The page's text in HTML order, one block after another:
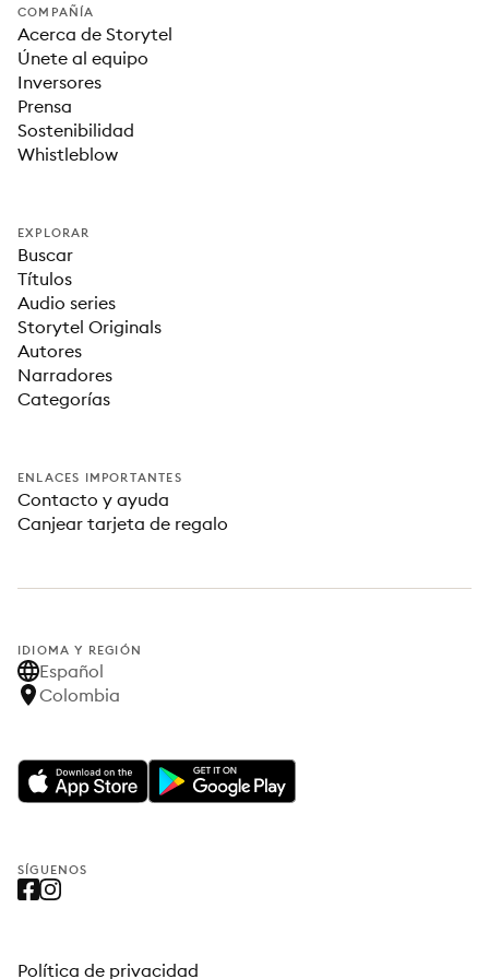
COMPAÑÍA
Acerca de Storytel
Únete al equipo
Inversores
Prensa
Sostenibilidad
Whistleblow
EXPLORAR
Buscar
Títulos
Audio series
Storytel Originals
Autores
Narradores
Categorías
ENLACES IMPORTANTES
Contacto y ayuda
Canjear tarjeta de regalo
IDIOMA Y REGIÓN
Español
Colombia
SÍGUENOS
Política de privacidad